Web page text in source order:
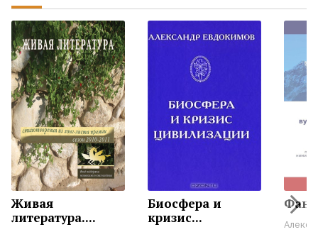
Экранизации
Коллекции
Живая
литература....
Биосфера и
кризис...